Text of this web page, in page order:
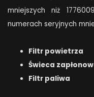
mniejszych niż
numerach seryjnych
Filtr powietrza
Świeca
Filtr paliwa